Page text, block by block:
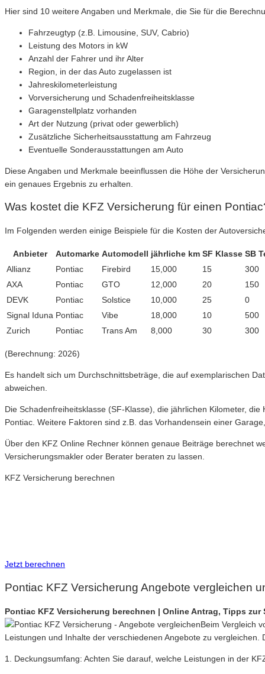
Hier sind 10 weitere Angaben und Merkmale, die Sie für die
Fahrzeugtyp (z.B. Limousine, SUV, Cabrio)
Leistung des Motors in kW
Anzahl der Fahrer und ihr Alter
Region, in der das Auto zugelassen ist
Jahreskilometerleistung
Vorversicherung und Schadenfreiheitsklasse
Garagenstellplatz vorhanden
Art der Nutzung (privat oder gewerblich)
Zusätzliche Sicherheitsausstattung am Fahrzeug
Eventuelle Sonderausstattungen am Auto
Diese Angaben und Merkmale beeinflussen die Höhe der
ein genaues Ergebnis zu erhalten.
Was kostet die KFZ Versicherung für einen
Im Folgenden werden einige Beispiele für die Kosten der
Anbieter Automarke Automodell jährliche km SF Klasse SB
Allianz
Pontiac Firebird 15,000 15
300
AXA
Pontiac GTO 12,000 20
150
DEVK
Pontiac Solstice 10,000 25
0
Signal Iduna Pontiac Vibe 18,000 10
500
Zurich
Pontiac Trans Am 8,000 30 300
(Berechnung: 2026)
Es handelt sich um Durchschnittsbeträge, die auf exemplarischen
abweichen.
Die Schadenfreiheitsklasse (SF-Klasse), die jährlichen Kilometer,
Pontiac. Weitere Faktoren sind z.B. das Vorhandensein einer
Über den KFZ Online Rechner können genaue Beiträge berechnet
Versicherungsmakler oder Berater beraten zu lassen.
KFZ Versicherung berechnen
Jetzt berechnen
Pontiac KFZ Versicherung Angebote vergleichen
Pontiac KFZ Versicherung berechnen | Online Antrag, Tipps
Beim Vergleich
Leistungen und Inhalte der verschiedenen Angebote zu
1. Deckungsumfang: Achten Sie darauf, welche Leistungen in der